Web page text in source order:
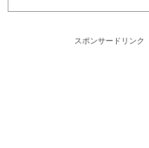
スポンサードリンク